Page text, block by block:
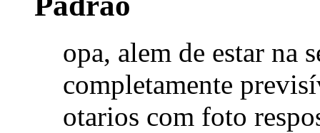
opa, alem de estar na
completamente
otarios com foto